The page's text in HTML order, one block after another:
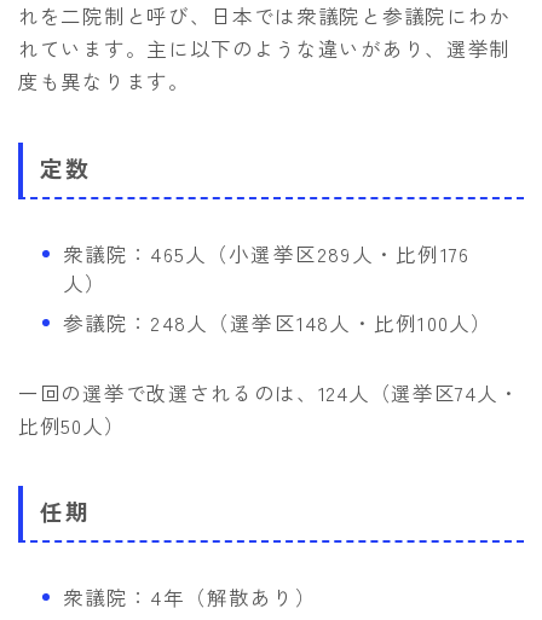
れを二院制と呼び、日本では衆議院と参議院にわか
れています。主に以下のような違いがあり、選挙制
度も異なります。
定数
衆議院：465人（小選挙区289人・比例176
人）
参議院：248人（選挙区148人・比例100人）
一回の選挙で改選されるのは、124人（選挙区74人・
比例50人）
任期
衆議院：4年（解散あり）